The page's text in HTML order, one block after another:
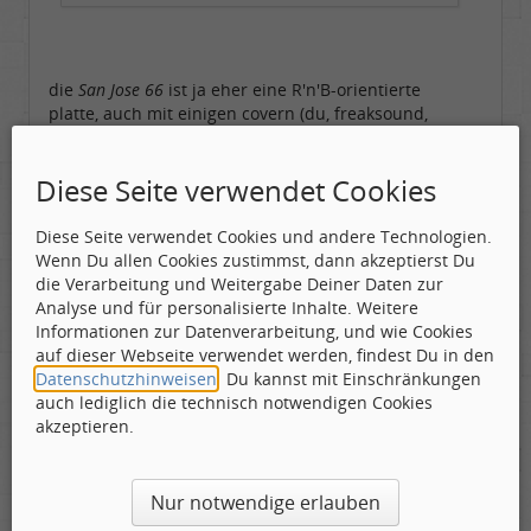
die San Jose 66 ist ja eher eine R'n'B-orientierte
platte, auch mit einigen covern (du, freaksound,
soundperfekt.
dieMaiden Of The Cancer Moon(übrigens auch als
Lost Gold And Silverzusammen mit weiterem
zusatzmaterial veröffentlicht) ist dann wohl auf dem
zenit der kreativität entstanden (wenn schon im
Fillmore aufgenommen wurde, ist ein teil immer
pflicht);
Kabuki bietet etwas aus den ersten beiden phasen,
greift aber auch auf das beste material der 3. phase
ich selbst bin, wie schon gesagt, etwas parteiisch, ich
mag alle drei phasen (obwohl mir die 2. die liebste
Diese Seite verwendet Cookies
Diese Seite verwendet Cookies und andere Technologien.
Wenn Du allen Cookies zustimmst, dann akzeptierst Du
die Verarbeitung und Weitergabe Deiner Daten zur
Analyse und für personalisierte Inhalte. Weitere
Informationen zur Datenverarbeitung, und wie Cookies
auf dieser Webseite verwendet werden, findest Du in den
Datenschutzhinweisen . Du kannst mit Einschränkungen
auch lediglich die technisch notwendigen Cookies
akzeptieren.
Nur notwendige erlauben